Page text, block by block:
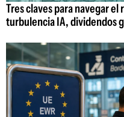
Tres claves para navegar
turbulencia IA, dividendos